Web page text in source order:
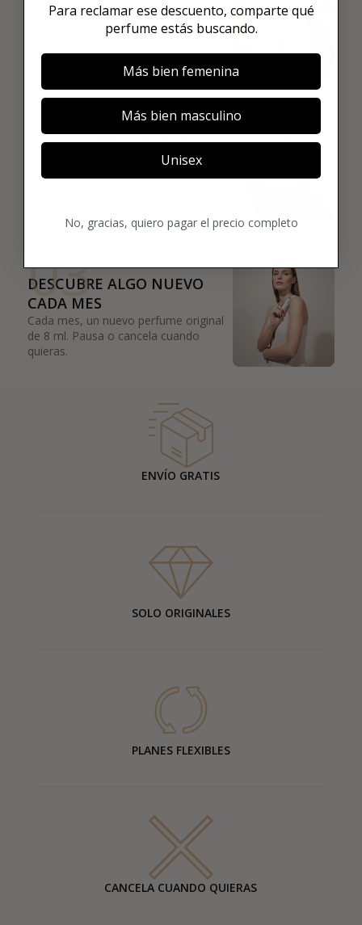
GUSTA
Explora más de 600 fragancias nicho y
box.
02
ELIGE TU PRIMER AROMA
Elige tu favorito. Tu primer perfume de
lujo se enviará justo después de la
03
DESCUBRE ALGO NUEVO
CADA MES
Cada mes, un nuevo perfume original
de 8 ml. Pausa o cancela cuando
quieras.
ENVÍO GRATIS
SOLO ORIGINALES
PLANES FLEXIBLES
CANCELA CUANDO QUIERAS
Para reclamar ese descuento, comparte qué
perfume estás buscando.
Más bien femenina
Más bien masculino
Unisex
No, gracias, quiero pagar el precio completo